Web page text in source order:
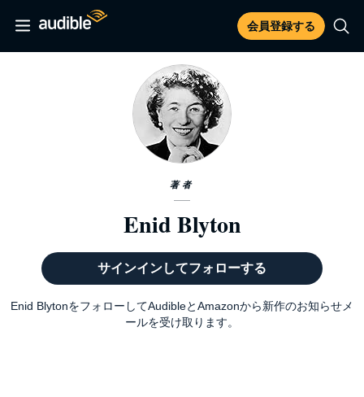
会員登録する
著者
Enid Blyton
サインインしてフォローする
Enid BlytonをフォローしてAudibleとAmazonから新作のお知らせメ
ールを受け取ります。